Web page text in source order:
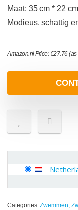
Maat: 35 cm * 22
Modieus, schattig
Amazon.nl Price:€27.76(as
Categories: Zwemmen,